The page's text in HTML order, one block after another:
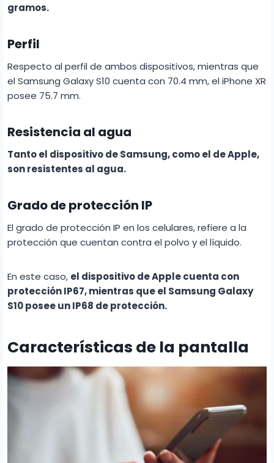
gramos.
Perfil
Respecto al perfil de ambos dispositivos, mientras que
el Samsung Galaxy S10 cuenta con 70.4 mm, el iPhone XR
posee 75.7 mm.
Resistencia al agua
Tanto el dispositivo deSamsung, como el de Apple,
son resistentes al agua.
Grado de protección IP
El grado de protección IP en los celulares, refiere a la
protección que cuentan contra el polvo y el líquido.
En este caso, el dispositivo de Apple cuenta con
protección IP67, mientras que el Samsung Galaxy
S10 posee un IP68 de protección.
Características de la pantalla